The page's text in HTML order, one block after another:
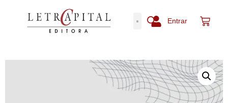
Entrar